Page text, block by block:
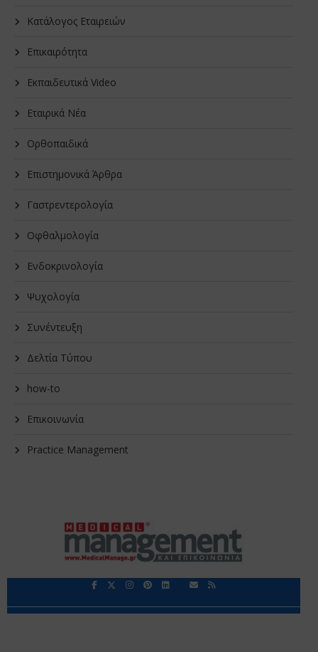
Κατάλογος Εταιρειών
Επικαιρότητα
Εκπαιδευτικά Video
Εταιρικά Νέα
Oρθοπαιδικά
Επιστημονικά Άρθρα
Γαστρεντερολογία
Οφθαλμολογία
Ενδοκρινολογία
Ψυχολογία
Συνέντευξη
Δελτία Τύπου
how-to
Επικοινωνία
Practice Management